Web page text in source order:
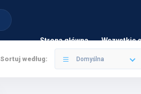
Strona główna Wszystkie
Sortuj według: Domyślna